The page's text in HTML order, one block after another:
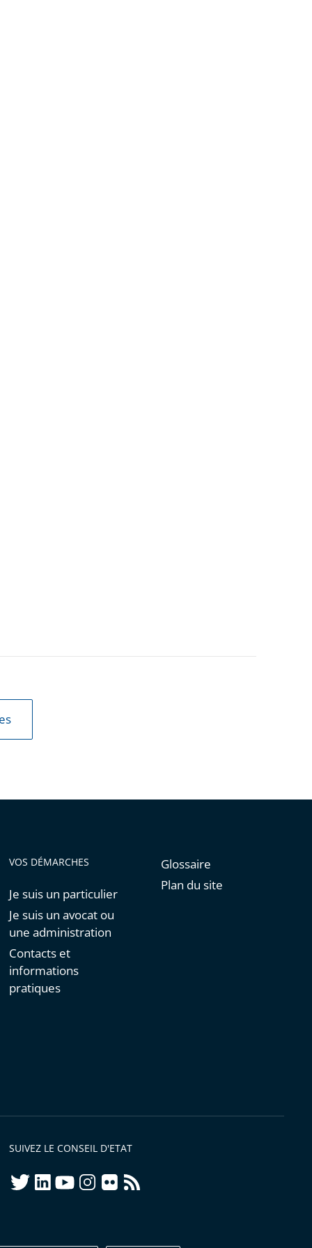
VOS DÉMARCHES
Je suis un particulier
Je suis un avocat ou
une administration
Contacts et
informations
pratiques
Glossaire
Plan du site
SUIVEZ LE CONSEIL D'ETAT
twitterlinkedInyoutubeinstagram
flickrrss